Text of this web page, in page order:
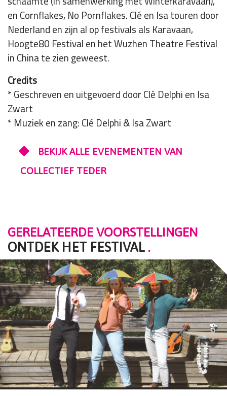
en Cornflakes, No Pornflakes. Clé en Isa touren door
Nederland en zijn al op festivals als Karavaan,
Hoogte80 Festival en het Wuzhen Theatre Festival
in China te zien geweest.
Credits
* Geschreven en uitgevoerd door Clé Delphi en Isa
Zwart
* Muziek en zang: Clé Delphi & Isa Zwart
BEKIJK ALLE EVENEMENTEN VAN
COLLECTIEF TEDER
GERELATEERDE VOORSTELLINGEN
ONTDEK HET FESTIVAL .